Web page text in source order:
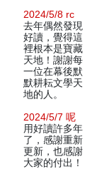
2024/5/8 rc
去年偶然發現
好讀，覺得這
裡根本是寶藏
天地！謝謝每
一位在幕後默
默耕耘文學天
地的人。
2024/5/7 呢
用好讀許多年
了，感謝重新
更新，也感謝
大家的付出！